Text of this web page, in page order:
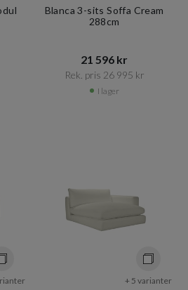
Blanca 3-sits Soffa Cream
288cm
21 596 kr​​
Rek. pris 26 995 kr​​
I lager
+ 5 varianter